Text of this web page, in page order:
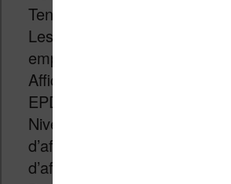
Tension d’entrée : 5V à
Les ports : TypeC * 1, HY2.0-
emplacement pour carte TF
Affichage E-Ink : Numéro de
EPD_ED047TC1 |
Niveaux de gris: 16 niveaux |
d’affichage: 58,32 * 103,68
d’affichage: IT8951